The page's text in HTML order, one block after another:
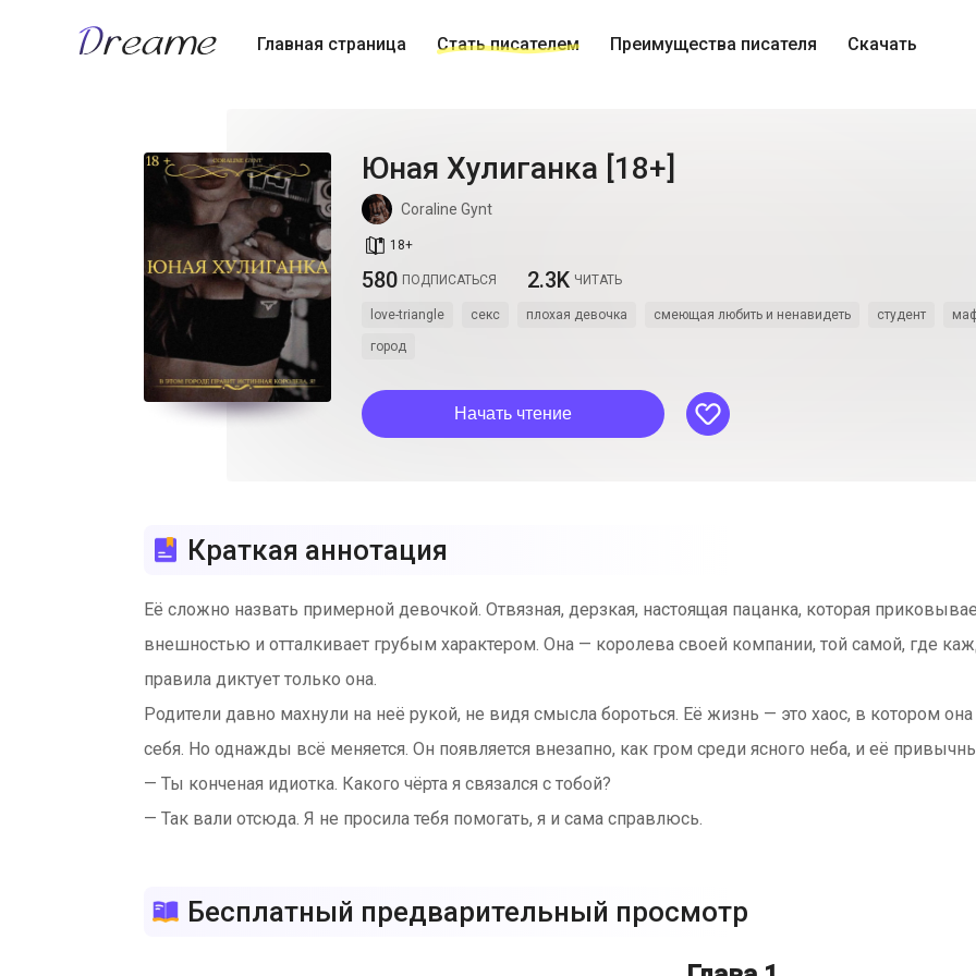
Главная страница Стать писателем Преимущества писателя Скачать
Юная Хулиганка [18+]
Coraline Gynt
book_age 18+
580 ПОДПИСАТЬСЯ 2.3K ЧИТАТЬ
love-triangle секс плохая девочка смеющая любить и ненавидеть студент
город
Начать чтение like
Краткая аннотация
Её сложно назвать примерной девочкой. Отвязная, дерзкая, настоящая пацанка, которая
внешностью и отталкивает грубым характером. Она — королева своей компании, той самой, где
правила диктует только она.
Родители давно махнули на неё рукой, не видя смысла бороться. Её жизнь — это хаос, в котором
себя. Но однажды всё меняется. Он появляется внезапно, как гром среди ясного неба, и её
— Ты конченая идиотка. Какого чёрта я связался с тобой?
— Так вали отсюда. Я не просила тебя помогать, я и сама справлюсь.
История о том, как даже самые тёмные краски жизни могут изменить оттенок, если в ней
Бесплатный предварительный просмотр